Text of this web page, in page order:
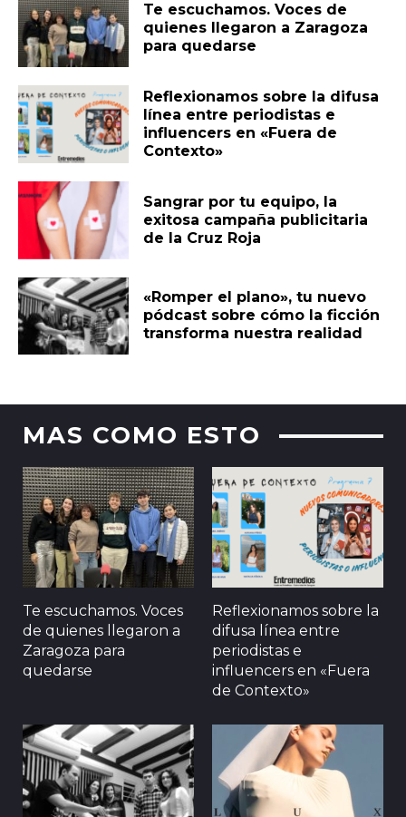
Te escuchamos. Voces de
quienes llegaron a Zaragoza
para quedarse
Reflexionamos sobre la difusa
línea entre periodistas e
influencers en «Fuera de
Contexto»
Sangrar por tu equipo, la
exitosa campaña publicitaria
de la Cruz Roja
«Romper el plano», tu nuevo
pódcast sobre cómo la ficción
transforma nuestra realidad
MAS COMO ESTO
Te escuchamos. Voces
de quienes llegaron a
Zaragoza para
quedarse
Reflexionamos sobre la
difusa línea entre
periodistas e
influencers en «Fuera
de Contexto»